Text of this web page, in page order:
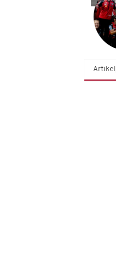
Artikel